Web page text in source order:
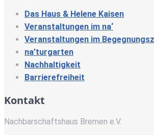
Das Haus & Helene Kaisen
Veranstaltungen im na‘
Veranstaltungen im
na’turgarten
Nachhaltigkeit
Barrierefreiheit
Kontakt
Nachbarschaftshaus Bremen e.V.